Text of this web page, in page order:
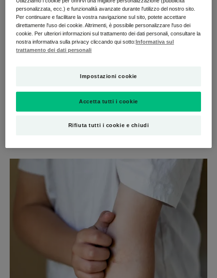
L'eczema atopico nei neonati e nei bambini è fastidioso
ma si presenta spesso: è la condizione della pelle più
comune nei bambini. I suoi sintomi: chiazze rosse,
secchezza della pelle, prurito difficile da sopportare per i
precisamente, la barriera cutanea) che provoca pelle
secca (chiamata xerosi) e infiammazione (da cui le chiazze
rosse). Meno protetta, la pelle è più reattiva al suo
ambiente e reagisce di conseguenza.
personalizzata, ecc.) e funzionalità avanzate durante l'utilizzo del nostro sito.
Per continuare e facilitare la vostra navigazione sul sito, potete accettare
direttamente l'uso dei cookie. Altrimenti, è possibile personalizzare l'uso dei
cookie. Per ulteriori informazioni sul trattamento dei dati personali, consultare la
nostra informativa sulla privacy cliccando qui sotto:Informativa sul
trattamento dei dati personali
Impostazioni cookie
Rifiuta tutti i cookie e chiudi
Accetta tutti i cookie